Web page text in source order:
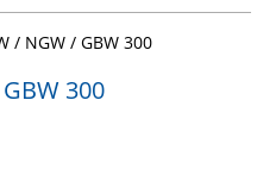
/ NGW / GBW 300
300